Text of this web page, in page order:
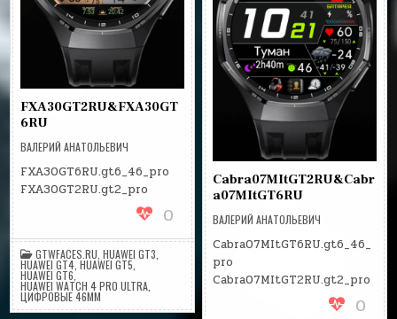
FXA30GT2RU&FXA30GT
6RU
ВАЛЕРИЙ АНАТОЛЬЕВИЧ
FXA30GT6RU.gt6_46_pro
FXA30GT2RU.gt2_pro
0
GTWFACES.RU ,HUAWEI GT3
HUAWEI GT4 ,HUAWEI GT5
HUAWEI GT6,
HUAWEI WATCH 4 PRO ULTRA
ЦИФРОВЫЕ 46MM
Cabra07MItGT2RU&Cabr
a07MItGT6RU
ВАЛЕРИЙ АНАТОЛЬЕВИЧ
Cabra07MItGT6RU.gt6_46_
pro
Cabra07MItGT2RU.gt2_pro
0